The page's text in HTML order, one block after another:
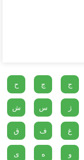
ج چ ح
ژ س ش
غ ف ق
و ه ی